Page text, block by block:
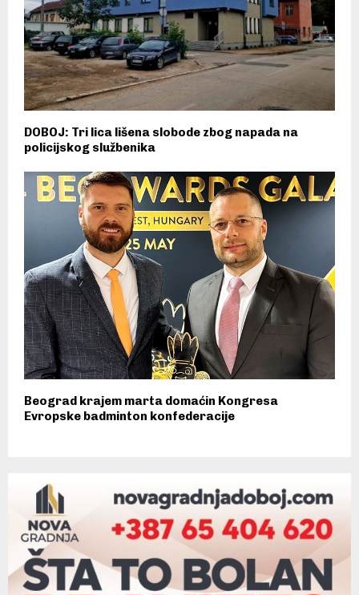
DOBOJ: Tri lica lišena slobode zbog napada na
policijskog službenika
Beograd krajem marta domaćin Kongresa
Evropske badminton konfederacije